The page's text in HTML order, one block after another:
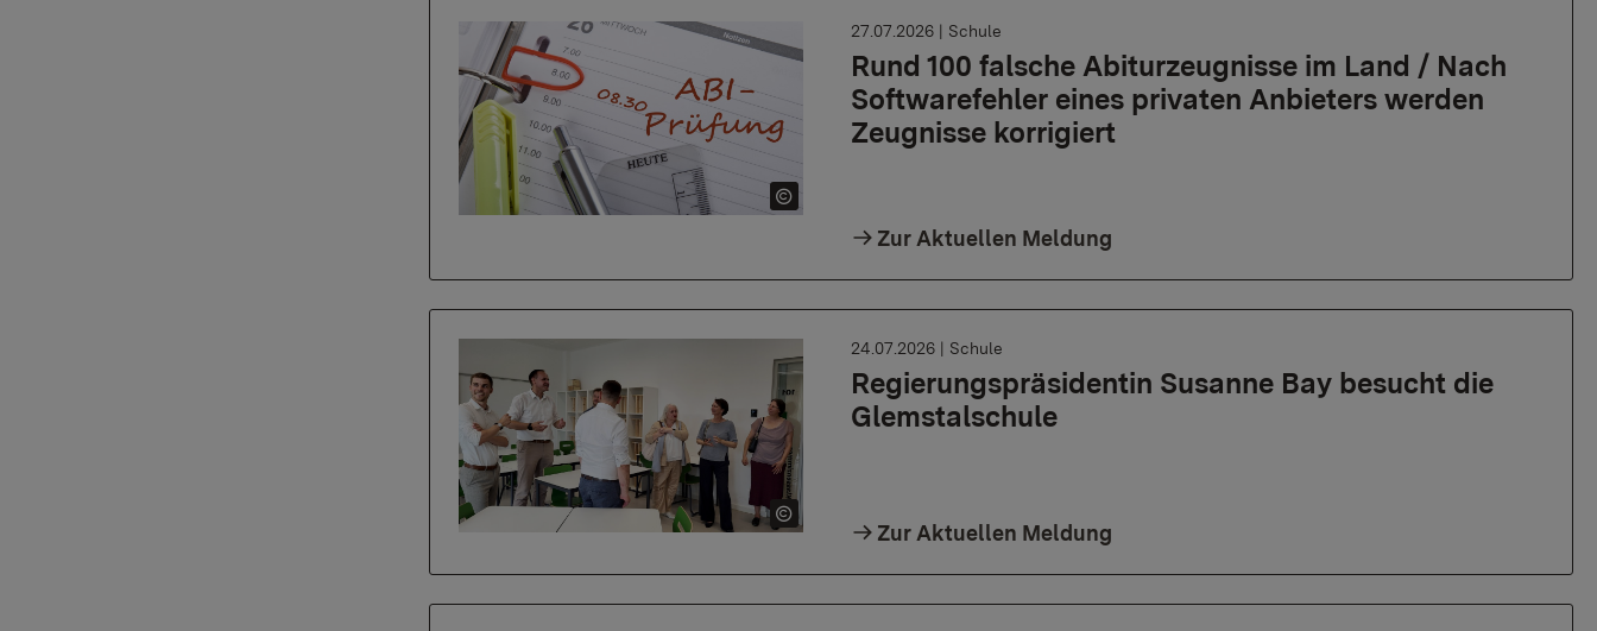
Rund 100 falsche Abiturzeugnisse im Land / Nach
Softwarefehler eines privaten Anbieters werden
Zeugnisse korrigiert
27.07.2026 | Schule
Zur Aktuellen Meldung
Regierungspräsidentin Susanne Bay besucht die
Glemstalschule
24.07.2026 | Schule
Zur Aktuellen Meldung